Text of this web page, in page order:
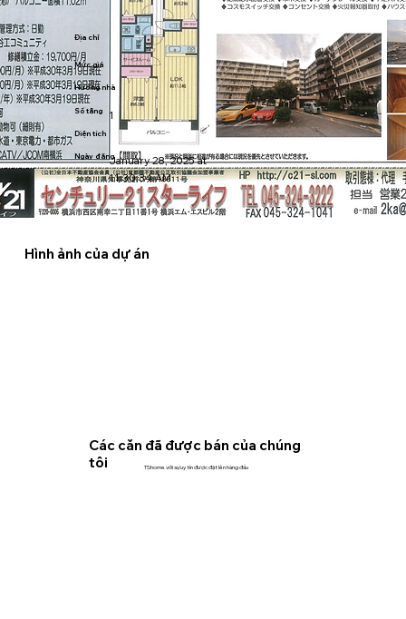
Địa chỉ
Mức giá
Hướng nhà
Số tầng 1
Diện tích
Ngày đăngJanuary 28, 2025 at
11:30:34 AM
Hình ảnh của dự án
Các căn đã được bán của chúng
tôi
TShome với sự uy tín được đặt lên hàng đầu